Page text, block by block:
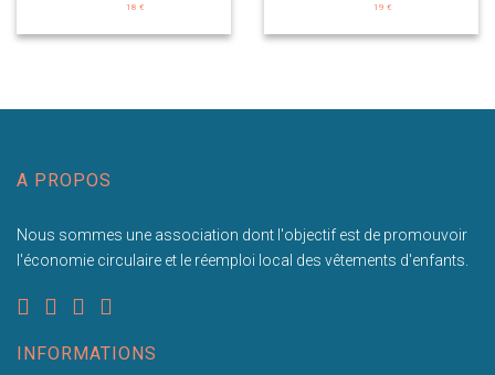
18 €
19 €
A PROPOS
Nous sommes une association dont l'objectif est de promouvoir
l'économie circulaire et le réemploi local des vêtements d'enfants.
INFORMATIONS